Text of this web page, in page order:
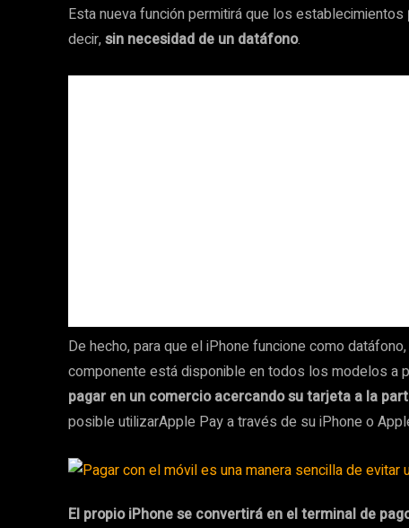
Esta nueva función permitirá que los establecimientos
decir,sin necesidad de un datáfono.
De hecho, para que el iPhone funcione como
componente está disponible en todos los modelos a
pagar en un comercio acercando su tarjeta a la
posible utilizarApple Pay a través de su iPhone o
El propio iPhone se convertirá en el terminal de